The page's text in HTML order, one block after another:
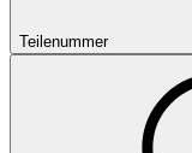
Teilenummer